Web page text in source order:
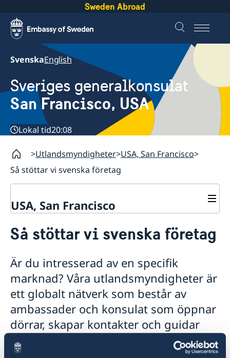
Sweden Abroad
SvenskaEnglish
Sveriges generalkonsulat
San Francisco, USA
Lokal tid20:08
Utlandsmyndigheter USA, San Francisco
Så stöttar vi svenska företag
USA, San Francisco
Om oss
Vi är en resurs för svenska företag
Team Sweden
Så kan du få stöd
Anmäl handelshinder
Aktuellt
Kalendarium
Nyheter
Så stöttar vi svenska företag
Är du intresserad av en specifik
marknad? Våra utlandsmyndigheter är
ett globalt nätverk som består av
ambassader och konsulat som öppnar
dörrar, skapar kontakter och guidar
dig rätt. Är du ett svenskt företag som